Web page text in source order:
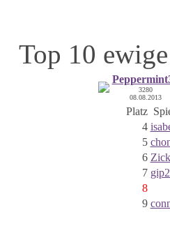
Top 10
3280
08.08.2013
Platz
4
5
6
7
8
9